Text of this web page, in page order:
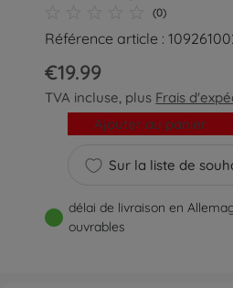
(0)
Référence article :
€19.99
TVA incluse, plus Frais
Sur la liste de
Ajouter au panier
délai de livraison en
ouvrables